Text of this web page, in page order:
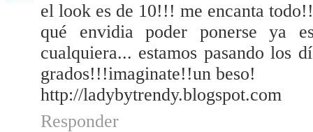
el look es de 10!!! me encanta todo!!
qué envidia poder ponerse ya
cualquiera... estamos pasando los
grados!!!imaginate!!un beso!
http://ladybytrendy.blogspot.com
Responder